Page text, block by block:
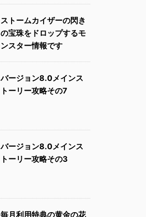
ストームカイザーの閃き
の宝珠をドロップするモ
ンスター情報です
バージョン8.0メインス
トーリー攻略その7
バージョン8.0メインス
トーリー攻略その3
毎月利用特典の黄金の花